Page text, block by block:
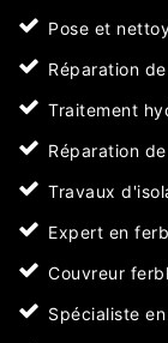
Pose et
Réparation
Traitement
Réparation
Travaux
Expert en
Couvreur
Spécialiste